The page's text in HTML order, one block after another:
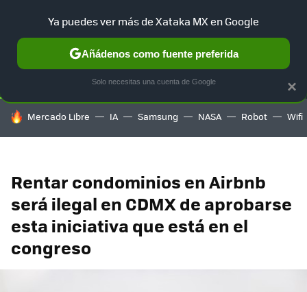
SELECCIÓN GAMING HOME AUTO TERRITORIO
HOY SE HABLA DE
Mercado Libre IA Samsung NASA Robot Wifi
Rentar condominios en Airbnb
será ilegal en CDMX de aprobarse
esta iniciativa que está en el
congreso
×
Ya puedes ver más de Xataka MX en Google
Añádenos como fuente preferida
Solo necesitas una cuenta de Google